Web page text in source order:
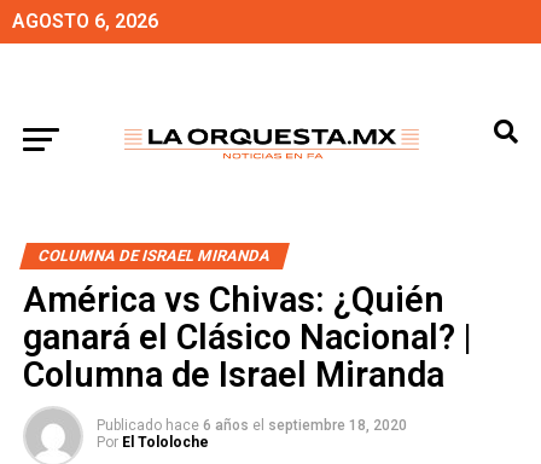
AGOSTO 6, 2026
COLUMNA DE ISRAEL MIRANDA
América vs Chivas: ¿Quién
ganará el Clásico Nacional? |
Columna de Israel Miranda
Publicado hace 6 años el septiembre 18, 2020
Por El Tololoche